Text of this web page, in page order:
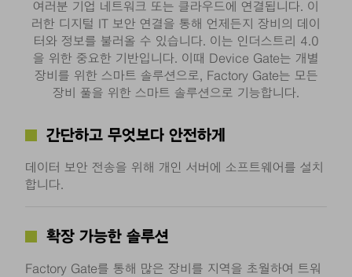
여러분 기업 네트워크 또는 클라우드에 연결됩니다. 이
러한 디지털 IT 보안 연결을 통해 언제든지 장비의 데이
터와 정보를 불러올 수 있습니다. 이는 인더스트리 4.0
을 위한 중요한 기반입니다. 이때 Device Gate는 개별
장비를 위한 스마트 솔루션으로, Factory Gate는 모든
장비 풀을 위한 스마트 솔루션으로 기능합니다.
간단하고 무엇보다 안전하게
데이터 보안 전송을 위해 개인 서버에 소프트웨어를 설치
합니다.
확장 가능한 솔루션
Factory Gate를 통해 많은 장비를 지역을 초월하여 트워